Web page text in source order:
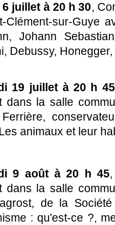
juillet à 20 h 30,
Clément-sur-Guye
Johann
Debussy,
19 juillet à 20 h 45
dans la salle
animaux et leur
9 août à 20 h 45,
dans la salle
de la
: qu'est-ce ?,